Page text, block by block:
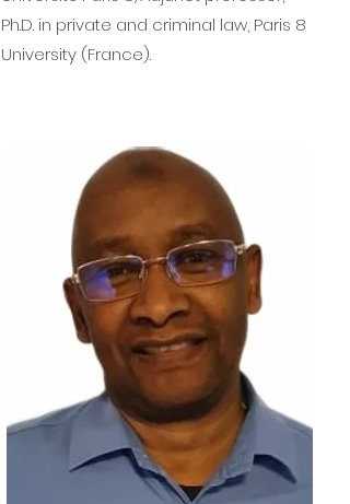
Ph.D. in private and criminal law, Paris 8
University (France).